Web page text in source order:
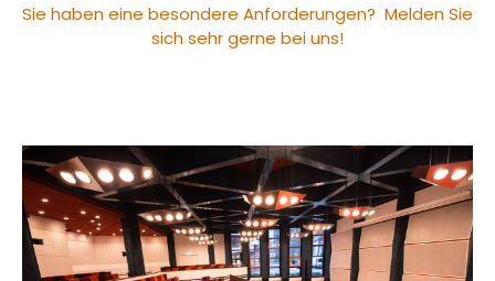
Sie haben eine besondere Anforderungen? Melden Sie
sich sehr gerne bei uns!